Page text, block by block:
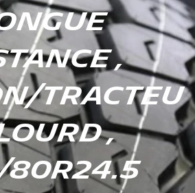
,
tracteu
,
80R24.5